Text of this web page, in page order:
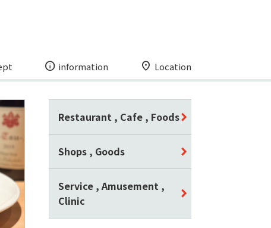
information Location
Restaurant , Cafe , Foods
Shops , Goods
Service , Amusement ,
Clinic